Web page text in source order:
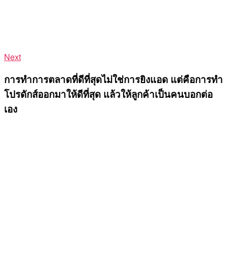
Next
การทำการตลาดที่ดีที่สุดไม่ใช่การยิงแอด แต่คือการทำ
โปรดักส์ออกมาให้ดีที่สุด แล้วให้ลูกค้าเป็นคนบอกต่อ
เอง